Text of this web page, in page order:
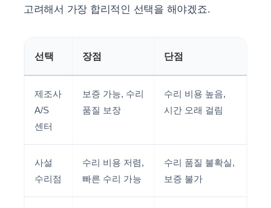
고려해서 가장 합리적인 선택을 해야겠죠.
선택 장점 단점
제조사
A/S
센터
보증 가능, 수리
품질 보장
수리 비용 높음,
시간 오래 걸림
사설
수리점
수리 비용 저렴,
빠른 수리 가능
수리 품질 불확실,
보증 불가